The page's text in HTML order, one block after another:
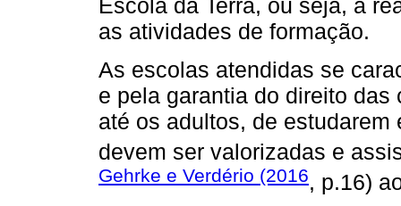
Escola da Terra, ou seja, a
as atividades de formação.
As escolas atendidas se
e pela garantia do direito
até os adultos, de
devem ser valorizadas e
Gehrke e Verdério (2016, p.16)